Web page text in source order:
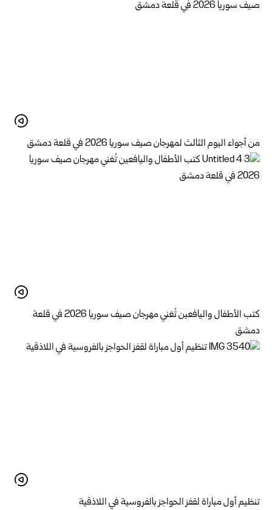
من أجواء اليوم الثالث لمهرجان صيف سوريا 2026 في قلعة دمشق
كتب الأطفال واليافعين تُغني مهرجان صيف سوريا 2026 في قلعة
دمشق
تنظيم أول مباراة لقفز الحواجز بالفروسية في اللاذقية